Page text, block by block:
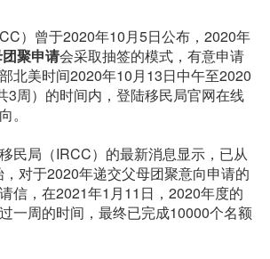
）曾于2020年10月5日公布，2020年
聚申请会采取抽签的模式，有意申请
北美时间2020年10月13日中午至2020
3周）的时间内，登陆移民局官网在线
。
民局（IRCC）的最新消息显示，已从
对于2020年递交父母团聚意向申请的
信，在2021年1月11日，2020年度的
一周的时间，最终已完成10000个名额